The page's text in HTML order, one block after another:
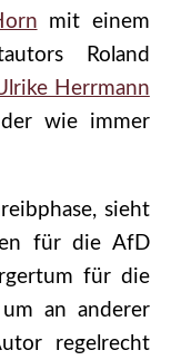
mit einem
Roland
Herrmann
wie immer
sieht
für die AfD
für die
an anderer
regelrecht